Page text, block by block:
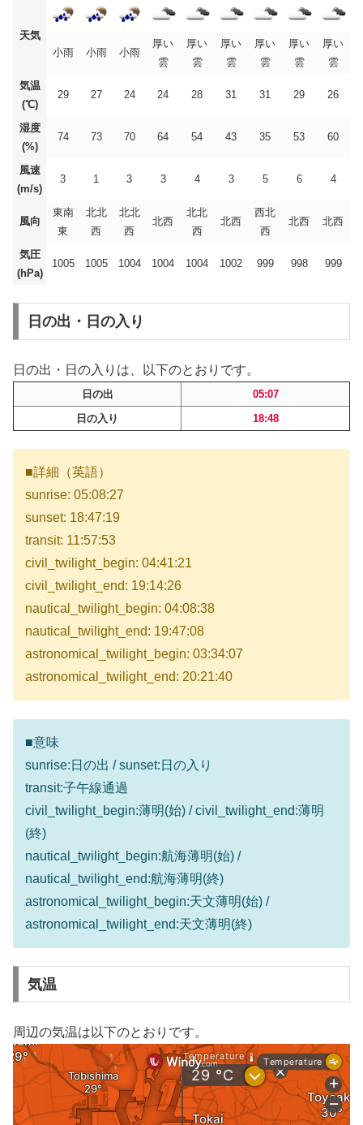
天気
小雨
小雨 小雨
厚い
雲
厚い
雲
厚い
雲
厚い
雲
厚い
雲
厚い
雲
気温
(℃)
29 27 24 24 28 31 31 29 26
湿度
(%)
74 73 70 64 54 43 35 53 60
風速
(m/s)
3 1 3 3 4 3 5 6 4
風向
東南
東
北北
西
北北
西
北西
北北
西
北西
西北
西
北西 北西
気圧
(hPa)
1005 1005 1004 1004 1004 1002 999 998 999
日の出・日の入り
日の出・日の入りは、以下のとおりです。
日の出
05:07
日の入り
18:48
■詳細（英語）
sunrise: 05:08:27
sunset: 18:47:19
transit: 11:57:53
civil_twilight_begin: 04:41:21
civil_twilight_end: 19:14:26
nautical_twilight_begin: 04:08:38
nautical_twilight_end: 19:47:08
astronomical_twilight_begin: 03:34:07
astronomical_twilight_end: 20:21:40
■意味
sunrise:日の出 / sunset:日の入り
transit:子午線通過
civil_twilight_begin:薄明(始) / civil_twilight_end:薄明
(終)
nautical_twilight_begin:航海薄明(始) /
nautical_twilight_end:航海薄明(終)
astronomical_twilight_begin:天文薄明(始) /
astronomical_twilight_end:天文薄明(終)
気温
周辺の気温は以下のとおりです。